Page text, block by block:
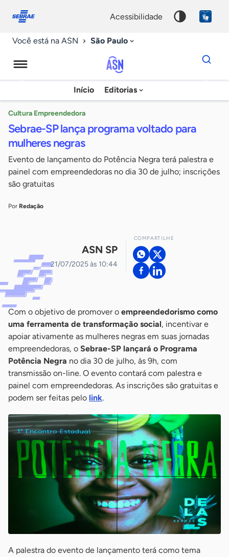
conosco
acessibilidade
Você está na ASN São Paulo
Agência
Sebrae
Notícias
Início Editorias
Dados
para
chave
Cultura Empreendedora
Sebrae-SP lança programa voltado para
mulheres negras
Evento de lançamento do Potência Negra terá palestra e
painel com empreendedoras no dia 30 de julho; inscrições
são gratuitas
Por Redação
ASN SP
21/07/2025 às 10:44
COMPARTILHE
Com o objetivo de promover o empreendedorismo como
uma ferramenta de transformação social, incentivar e
apoiar ativamente as mulheres negras em suas jornadas
empreendedoras, o Sebrae-SP lançará o Programa
Potência Negra no dia 30 de julho, às 9h, com
transmissão on-line. O evento contará com palestra e
painel com empreendedoras. As inscrições são gratuitas e
podem ser feitas pelo link.
A palestra do evento de lançamento terá como tema